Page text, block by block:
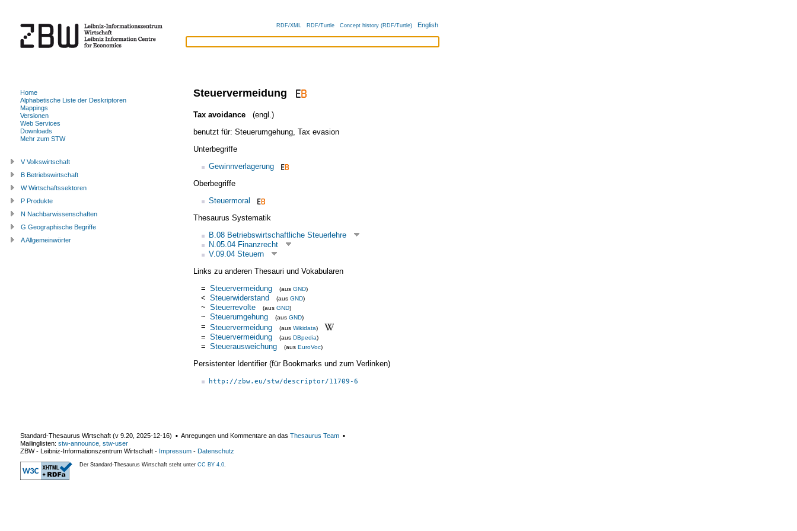
RDF/XML RDF/Turtle Concept history (RDF/Turtle) English
Steuervermeidung
Tax avoidance
(engl.)
benutzt für: Steuerumgehung, Tax evasion
Unterbegriffe
Gewinnverlagerung
Oberbegriffe
Steuermoral
Thesaurus Systematik
B.08 Betriebswirtschaftliche Steuerlehre
N.05.04 Finanzrecht
V.09.04 Steuern
Links zu anderen Thesauri und Vokabularen
= Steuervermeidung (aus GND)
< Steuerwiderstand (aus GND)
~ Steuerrevolte (aus GND)
~ Steuerumgehung (aus GND)
= Steuervermeidung (aus Wikidata)
= Steuervermeidung (aus DBpedia)
= Steuerausweichung (aus EuroVoc)
Persistenter Identifier (für Bookmarks und zum Verlinken)
http://zbw.eu/stw/descriptor/11709-6
Home
Alphabetische Liste der Deskriptoren
Mappings
Versionen
Web Services
Downloads
Mehr zum STW
V Volkswirtschaft
B Betriebswirtschaft
W Wirtschaftssektoren
P Produkte
N Nachbarwissenschaften
G Geographische Begriffe
A Allgemeinwörter
Standard-Thesaurus Wirtschaft (v 9.20 2025-12-16) ▪ Anregungen und Kommentare an das Thesaurus Team ▪
Mailinglisten: stw-announce stw-user
ZBW - Leibniz-Informationszentrum Wirtschaft - Impressum - Datenschutz
Der Standard-Thesaurus Wirtschaft steht unter CC BY 4.0